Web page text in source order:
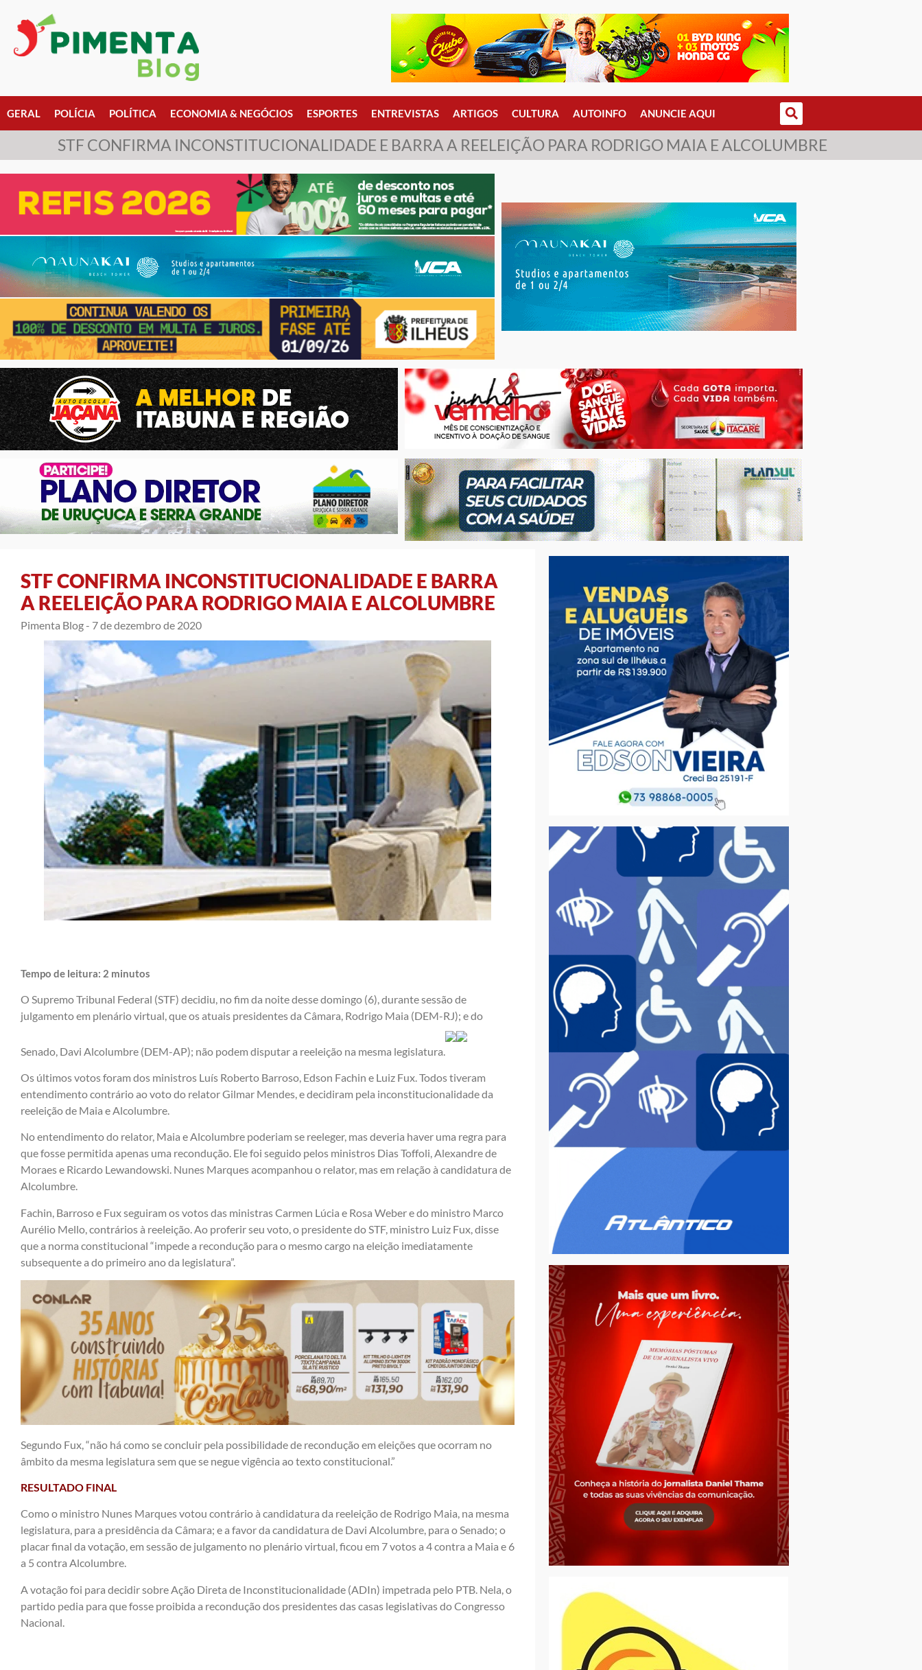
GERAL POLÍCIA POLÍTICA ECONOMIA & NEGÓCIOS ESPORTES ENTREVISTAS ARTIGOS CULTURA AUTOINFO ANUNCIE AQUI
STF CONFIRMA INCONSTITUCIONALIDADE E BARRA A REELEIÇÃO PARA RODRIGO MAIA E ALCOLUMBRE
STF CONFIRMA INCONSTITUCIONALIDADE E BARRA
A REELEIÇÃO PARA RODRIGO MAIA E ALCOLUMBRE
Pimenta Blog - 7 de dezembro de 2020
Tempo de leitura: 2 minutos
O Supremo Tribunal Federal (STF) decidiu, no fim da noite desse domingo (6), durante sessão de
julgamento em plenário virtual, que os atuais presidentes da Câmara, Rodrigo Maia (DEM-RJ); e do
Senado, Davi Alcolumbre (DEM-AP); não podem disputar a reeleição na mesma legislatura.
Os últimos votos foram dos ministros Luís Roberto Barroso, Edson Fachin e Luiz Fux. Todos tiveram
entendimento contrário ao voto do relator Gilmar Mendes, e decidiram pela inconstitucionalidade da
reeleição de Maia e Alcolumbre.
No entendimento do relator, Maia e Alcolumbre poderiam se reeleger, mas deveria haver uma regra para
que fosse permitida apenas uma recondução. Ele foi seguido pelos ministros Dias Toffoli, Alexandre de
Moraes e Ricardo Lewandowski. Nunes Marques acompanhou o relator, mas em relação à candidatura de
Alcolumbre.
Fachin, Barroso e Fux seguiram os votos das ministras Carmen Lúcia e Rosa Weber e do ministro Marco
Aurélio Mello, contrários à reeleição. Ao proferir seu voto, o presidente do STF, ministro Luiz Fux, disse
que a norma constitucional “impede a recondução para o mesmo cargo na eleição imediatamente
subsequente a do primeiro ano da legislatura”.
Segundo Fux, “não há como se concluir pela possibilidade de recondução em eleições que ocorram no
âmbito da mesma legislatura sem que se negue vigência ao texto constitucional.”
RESULTADO FINAL
Como o ministro Nunes Marques votou contrário à candidatura da reeleição de Rodrigo Maia, na mesma
legislatura, para a presidência da Câmara; e a favor da candidatura de Davi Alcolumbre, para o Senado; o
placar final da votação, em sessão de julgamento no plenário virtual, ficou em 7 votos a 4 contra a Maia e 6
a 5 contra Alcolumbre.
A votação foi para decidir sobre Ação Direta de Inconstitucionalidade (ADIn) impetrada pelo PTB. Nela, o
partido pedia para que fosse proibida a recondução dos presidentes das casas legislativas do Congresso
Nacional.